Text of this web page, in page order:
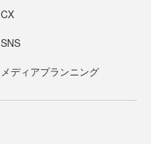
CX
SNS
メディアプランニング